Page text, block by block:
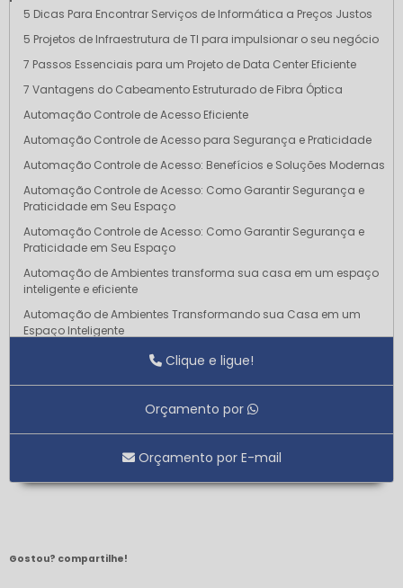
5 Dicas Para Encontrar Serviços de Informática a Preços Justos
5 Projetos de Infraestrutura de TI para impulsionar o seu negócio
7 Passos Essenciais para um Projeto de Data Center Eficiente
7 Vantagens do Cabeamento Estruturado de Fibra Óptica
Automação Controle de Acesso Eficiente
Automação Controle de Acesso para Segurança e Praticidade
Automação Controle de Acesso: Benefícios e Soluções Modernas
Automação Controle de Acesso: Como Garantir Segurança e
Praticidade em Seu Espaço
Automação Controle de Acesso: Como Garantir Segurança e
Praticidade em Seu Espaço
Automação de Ambientes transforma sua casa em um espaço
inteligente e eficiente
Automação de Ambientes Transformando sua Casa em um
Espaço Inteligente
Automação de Ambientes Transforme sua Casa em um Espaço
Automação de Ambientes: Transforme Seu Espaço
Automação de Infraestrutura Revoluciona a Gestão de Recursos
Clique e ligue!
Orçamento por
Orçamento por E-mail
Gostou? compartilhe!